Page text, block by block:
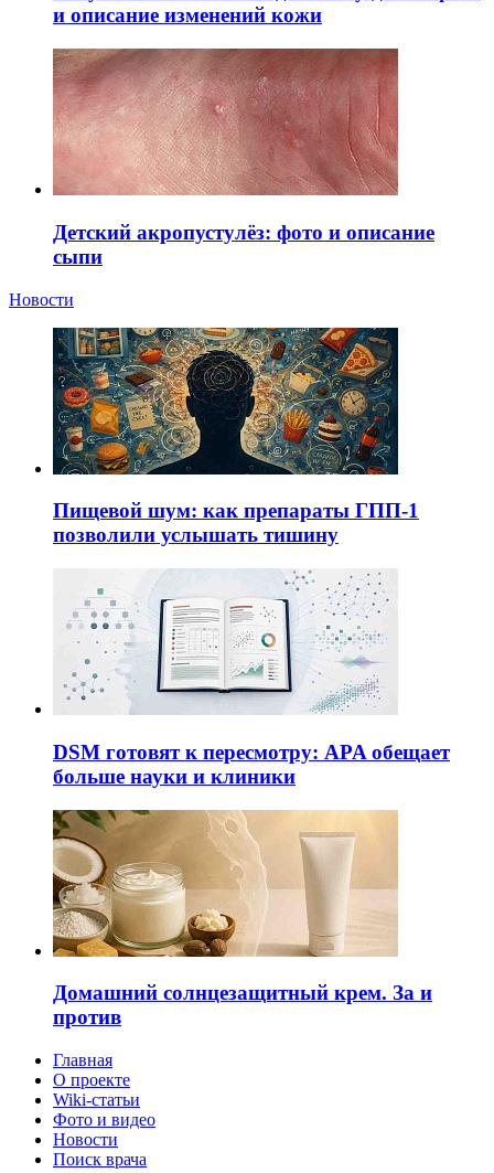
и описание изменений кожи
Детский акропустулёз: фото и описание
сыпи
Новости
Пищевой шум: как препараты ГПП-1
позволили услышать тишину
DSM готовят к пересмотру: APA обещает
больше науки и клиники
Домашний солнцезащитный крем. За и
против
Главная
О проекте
Wiki-статьи
Фото и видео
Новости
Поиск врача